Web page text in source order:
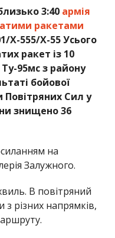
3:40 армія
ракетами
Х-555/Х-55 Усього
ракет із 10
Ту-95мс з району
бойової
Сил у
знищено 36
на
Залужного.
В повітряний
з різних напрямків,